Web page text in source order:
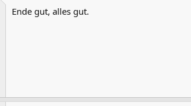
i
Ende gut, alles gut.